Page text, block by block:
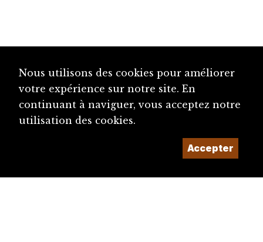
Nous utilisons des cookies pour améliorer
votre expérience sur notre site. En
continuant à naviguer, vous acceptez notre
utilisation des cookies.
Accepter